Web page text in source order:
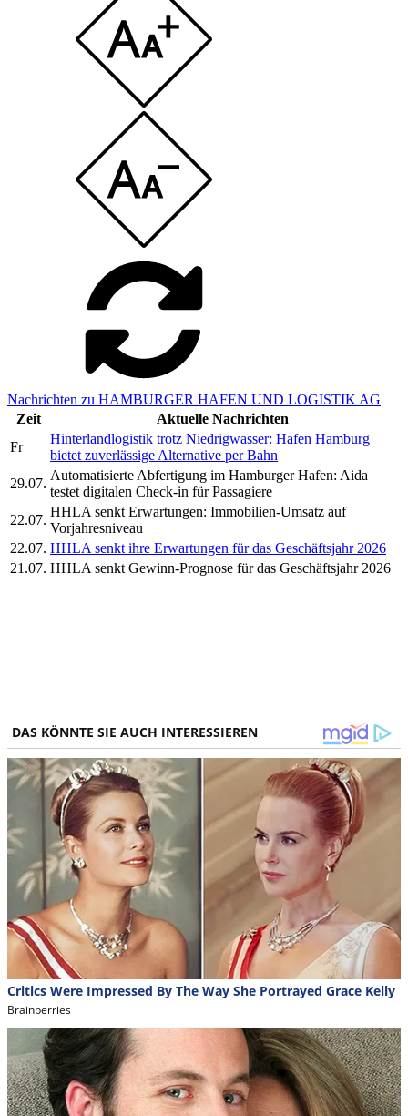
Nachrichten zu HAMBURGER HAFEN UND LOGISTIK AG
Zeit
Aktuelle Nachrichten
Fr
Hinterlandlogistik trotz Niedrigwasser: Hafen Hamburg
bietet zuverlässige Alternative per Bahn
29.07.
Automatisierte Abfertigung im Hamburger Hafen: Aida
testet digitalen Check-in für Passagiere
22.07.
HHLA senkt Erwartungen: Immobilien-Umsatz auf
Vorjahresniveau
22.07. HHLA senkt ihre Erwartungen für das Geschäftsjahr 2026
21.07. HHLA senkt Gewinn-Prognose für das Geschäftsjahr 2026